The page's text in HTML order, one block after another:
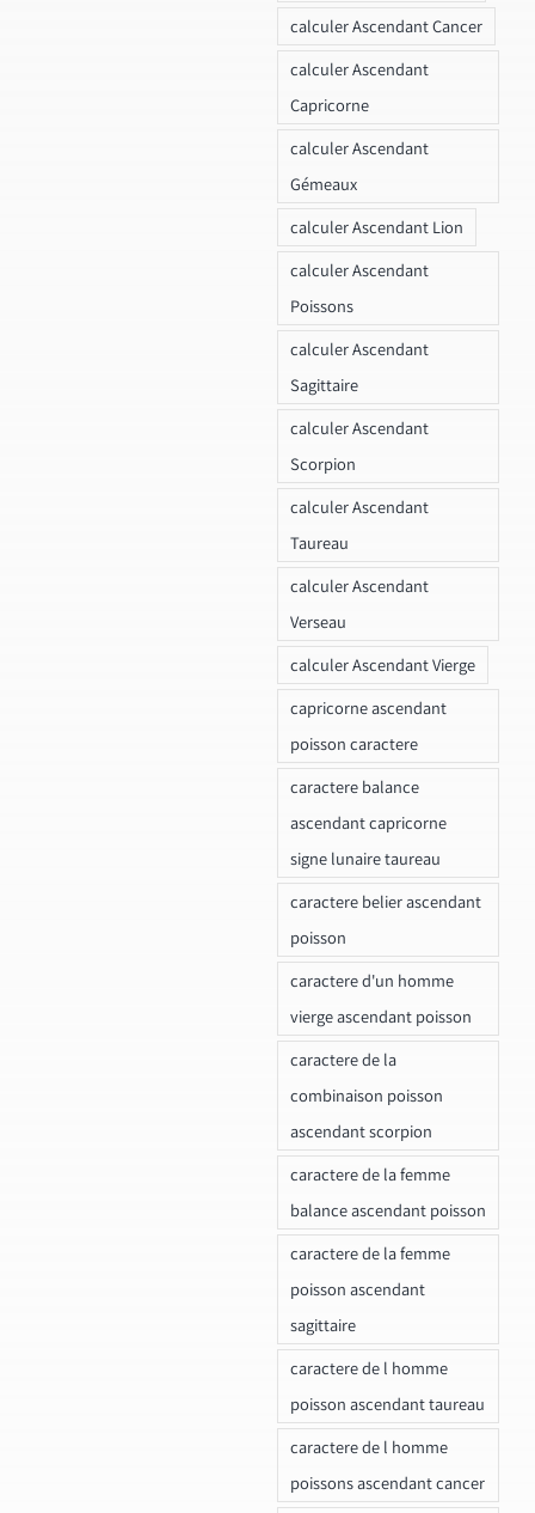
calculer Ascendant Cancer
calculer Ascendant
Capricorne
calculer Ascendant
Gémeaux
calculer Ascendant Lion
calculer Ascendant
Poissons
calculer Ascendant
Sagittaire
calculer Ascendant
Scorpion
calculer Ascendant
Taureau
calculer Ascendant
Verseau
calculer Ascendant Vierge
capricorne ascendant
poisson caractere
caractere balance
ascendant capricorne
signe lunaire taureau
caractere belier ascendant
poisson
caractere d'un homme
vierge ascendant poisson
caractere de la
combinaison poisson
ascendant scorpion
caractere de la femme
balance ascendant poisson
caractere de la femme
poisson ascendant
sagittaire
caractere de l homme
poisson ascendant taureau
caractere de l homme
poissons ascendant cancer